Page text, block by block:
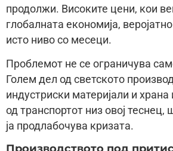
продолжи. Високите цени, кои
глобалната економија,
исто ниво со месеци.
Проблемот не се ограничува
Голем дел од светското
индустриски материјали и храна
од транспортот низ овој
ја продлабочува кризата.